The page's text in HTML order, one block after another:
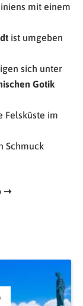
mit einem
ist umgeben
sich unter
Gotik
Felsküste im
Schmuck
➝